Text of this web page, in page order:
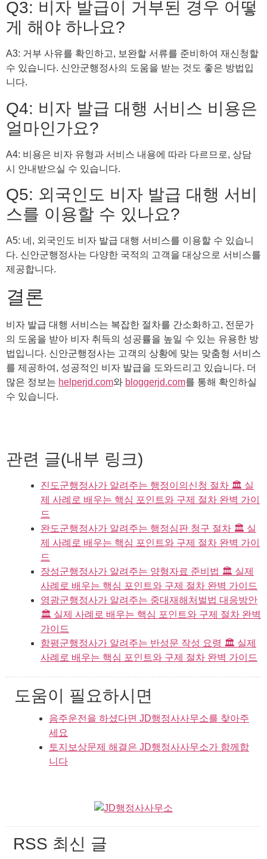
Q3: 비자 발급이 거부된 경우 어떻
게 해야 하나요?
A3: 거부 사유를 확인하고, 보완할 서류를 준비하여 재신청할
수 있습니다. 신안군행정사의 도움을 받는 것도 좋은 방법입
니다.
Q4: 비자 발급 대행 서비스 비용은
얼마인가요?
A4: 비용은 비자 유형과 서비스 내용에 따라 다르므로, 상담
시 안내받으실 수 있습니다.
Q5: 외국인도 비자 발급 대행 서비
스를 이용할 수 있나요?
A5: 네, 외국인도 비자 발급 대행 서비스를 이용할 수 있습니
다. 신안군행정사는 다양한 국적의 고객을 대상으로 서비스를
제공합니다.
결론
비자 발급 대행 서비스는 복잡한 절차를 간소화하고, 전문가
의 도움을 받아 비자 취득의 성공률을 높일 수 있는 유용한 방
법입니다. 신안군행정사는 고객의 상황에 맞는 맞춤형 서비스
를 제공하여, 성공적인 비자 발급을 도와드리고 있습니다. 더
많은 정보는 helperjd.com와 bloggerjd.com를 통해 확인하실
수 있습니다.
관련 글(내부 링크)
진도군행정사가 알려주는 행정이의신청 절차 🏛️ 실
제 사례로 배우는 핵심 포인트와 구제 절차 완벽 가이
드
완도군행정사가 알려주는 행정심판 청구 절차 🏛️ 실
제 사례로 배우는 핵심 포인트와 구제 절차 완벽 가이
드
장성군행정사가 알려주는 양형자료 준비법 🏛️ 실제
사례로 배우는 핵심 포인트와 구제 절차 완벽 가이드
영광군행정사가 알려주는 중대재해처벌법 대응방안
🏛️ 실제 사례로 배우는 핵심 포인트와 구제 절차 완벽
가이드
함평군행정사가 알려주는 반성문 작성 요령 🏛️ 실제
사례로 배우는 핵심 포인트와 구제 절차 완벽 가이드
도움이 필요하시면
음주운전을 하셨다면 JD행정사사무소를 찾아주
세요
토지보상문제 해결은 JD행정사사무소가 함께합
니다
RSS 최신 글